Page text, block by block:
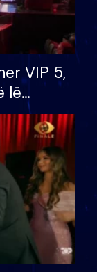
VIP 5,
lë
për